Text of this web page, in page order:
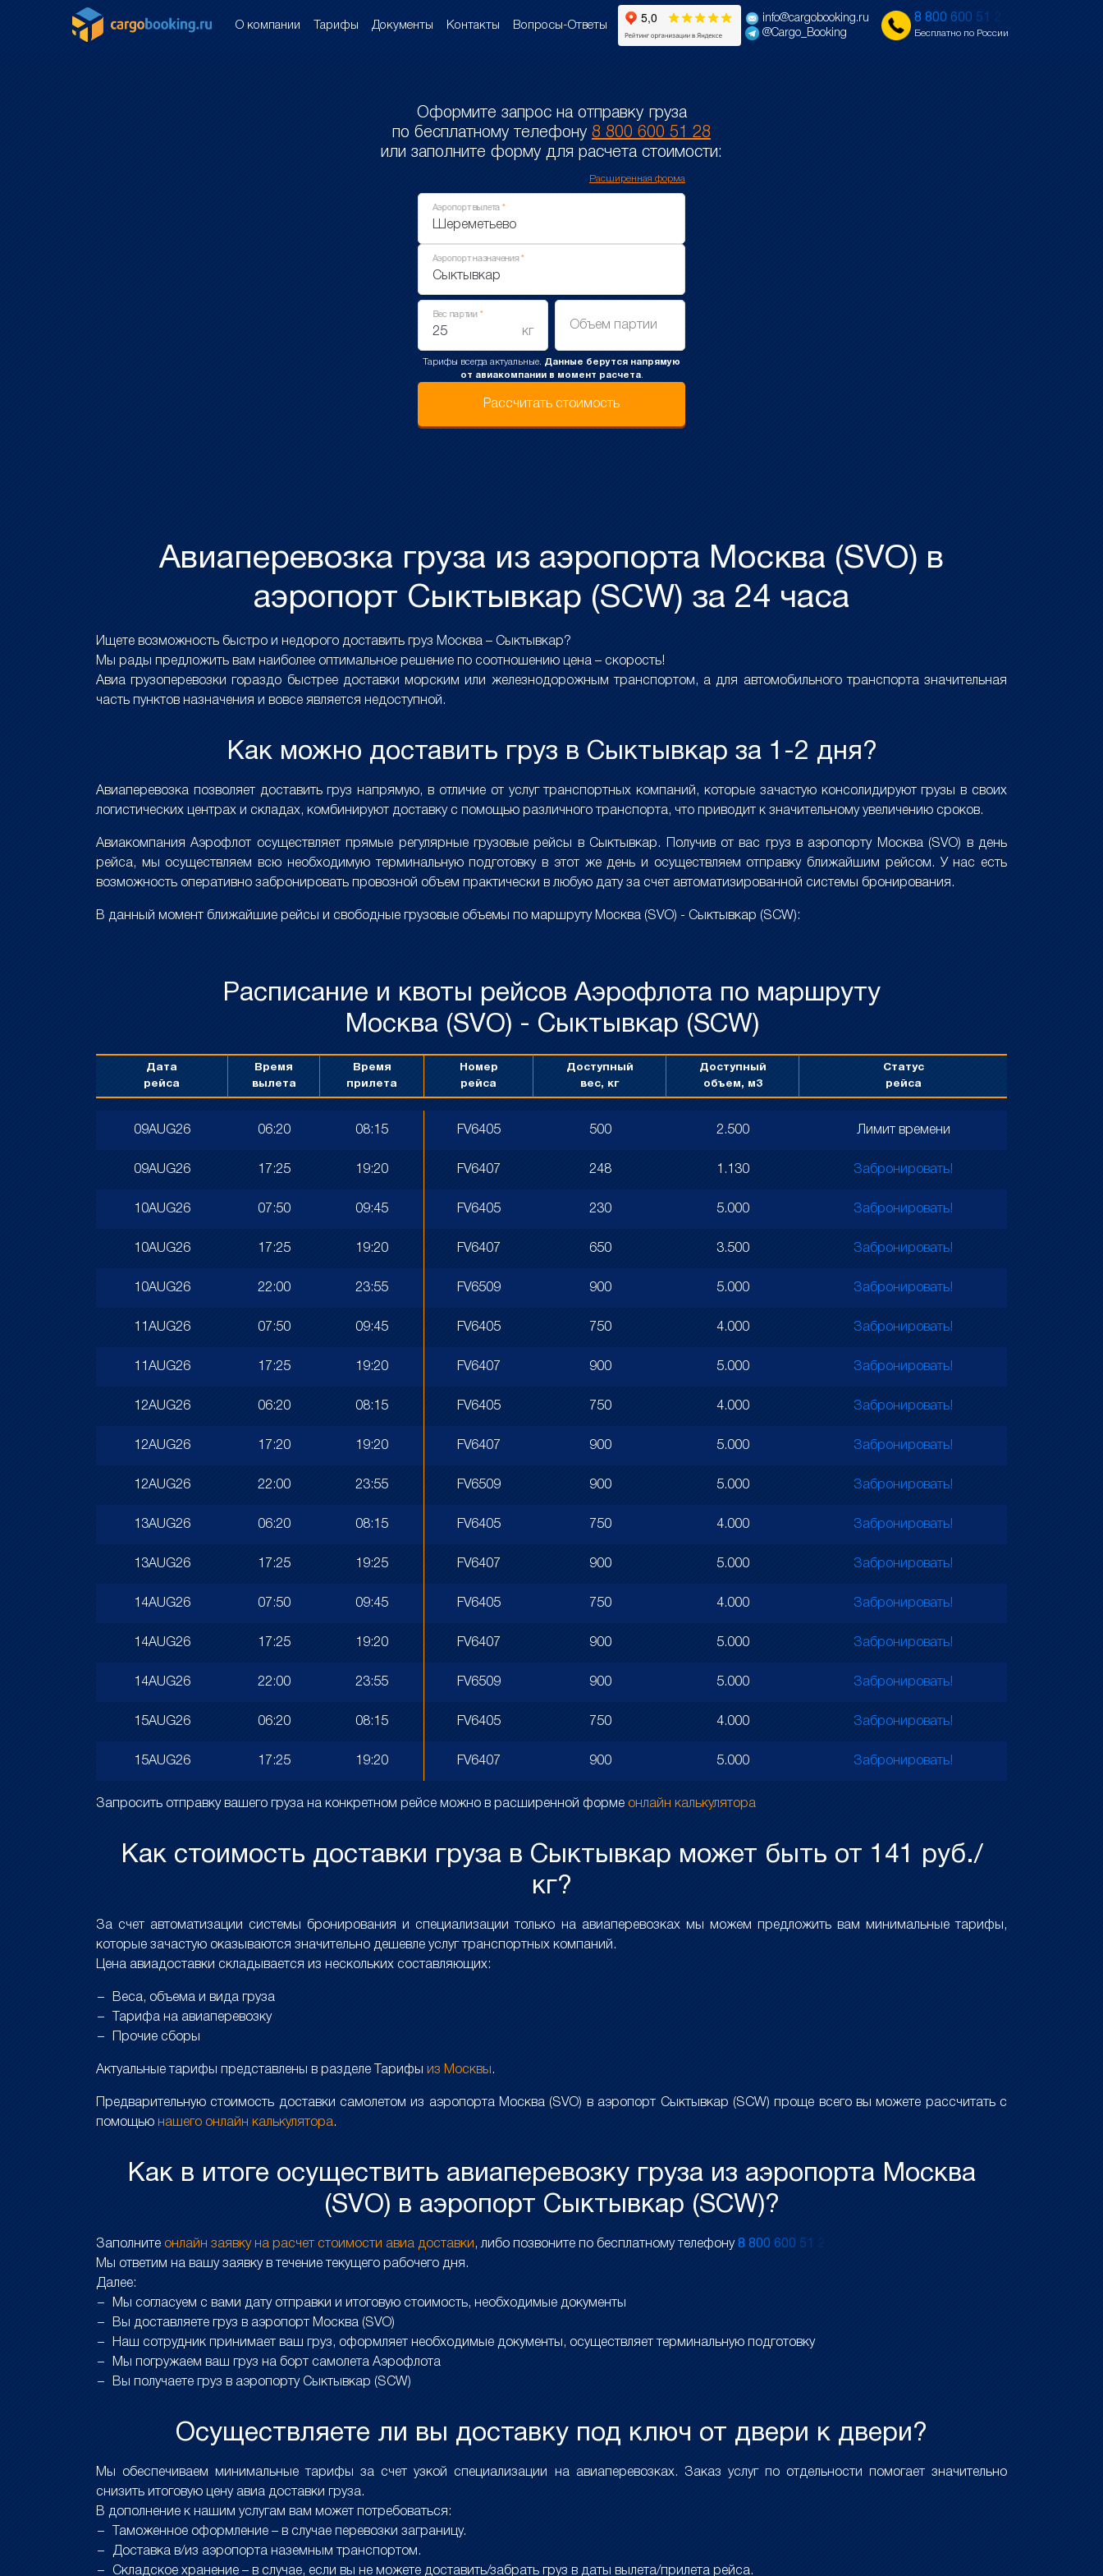
О компании Тарифы Документы Контакты Вопросы-Ответы
info@cargobooking.ru
@Cargo_Booking
8 800 600 5 1 2
Бесплатно по России
Оформите запрос на отправку груза
по бесплатному телефону 8 800 600 51 28
или заполните форму для расчета стоимости:
Расширенная форма
Аэропорт вылета
Аэропорт назначения
Вес партии
кг
Объем партии
Тарифы всегда актуальные. Данные берутся напрямую
от авиакомпании в момент расчета.
Рассчитать стоимость
Авиаперевозка груза из аэропорта Москва (SVO) в
аэропорт Сыктывкар (SCW) за 24 часа
Ищете возможность быстро и недорого доставить груз Москва – Сыктывкар?
Мы рады предложить вам наиболее оптимальное решение по соотношению цена – скорость!
Авиа грузоперевозки гораздо быстрее доставки морским или железнодорожным транспортом, а для автомобильного транспорта значительная
часть пунктов назначения и вовсе является недоступной.
Как можно доставить груз в Сыктывкар за 1-2 дня?
Авиаперевозка позволяет доставить груз напрямую, в отличие от услуг транспортных компаний, которые зачастую консолидируют грузы в своих
логистических центрах и складах, комбинируют доставку с помощью различного транспорта, что приводит к значительному увеличению сроков.
Авиакомпания Аэрофлот осуществляет прямые регулярные грузовые рейсы в Сыктывкар. Получив от вас груз в аэропорту Москва (SVO) в день
рейса, мы осуществляем всю необходимую терминальную подготовку в этот же день и осуществляем отправку ближайшим рейсом. У нас есть
возможность оперативно забронировать провозной объем практически в любую дату за счет автоматизированной системы бронирования.
В данный момент ближайшие рейсы и свободные грузовые объемы по маршруту Москва (SVO) - Сыктывкар (SCW):
Расписание и квоты рейсов Аэрофлота по маршруту
Москва (SVO) - Сыктывкар (SCW)
Дата
рейса
Время
вылета
Время
прилета
Номер
рейса
Доступный
вес, кг
Доступный
объем, м3
Статус
рейса
09AUG26 06:20 08:15 FV6405 500 2.500 Лимит времени
09AUG26 17:25 19:20 FV6407 248 1.130 Забронировать!
10AUG26 07:50 09:45 FV6405 230 5.000 Забронировать!
10AUG26 17:25 19:20 FV6407 650 3.500 Забронировать!
10AUG26 22:00 23:55 FV6509 900 5.000 Забронировать!
11AUG26 07:50 09:45 FV6405 750 4.000 Забронировать!
11AUG26 17:25 19:20 FV6407 900 5.000 Забронировать!
12AUG26 06:20 08:15 FV6405 750 4.000 Забронировать!
12AUG26 17:20 19:20 FV6407 900 5.000 Забронировать!
12AUG26 22:00 23:55 FV6509 900 5.000 Забронировать!
13AUG26 06:20 08:15 FV6405 750 4.000 Забронировать!
13AUG26 17:25 19:25 FV6407 900 5.000 Забронировать!
14AUG26 07:50 09:45 FV6405 750 4.000 Забронировать!
14AUG26 17:25 19:20 FV6407 900 5.000 Забронировать!
14AUG26 22:00 23:55 FV6509 900 5.000 Забронировать!
15AUG26 06:20 08:15 FV6405 750 4.000 Забронировать!
15AUG26 17:25 19:20 FV6407 900 5.000 Забронировать!
Запросить отправку вашего груза на конкретном рейсе можно в расширенной форме онлайн калькулятора
Как стоимость доставки груза в Сыктывкар может быть от 141 руб./
кг?
За счет автоматизации системы бронирования и специализации только на авиаперевозках мы можем предложить вам минимальные тарифы,
которые зачастую оказываются значительно дешевле услуг транспортных компаний.
Цена авиадоставки складывается из нескольких составляющих:
Веса, объема и вида груза
Тарифа на авиаперевозку
Прочие сборы
Актуальные тарифы представлены в разделе Тарифы из Москвы .
Предварительную стоимость доставки самолетом из аэропорта Москва (SVO) в аэропорт Сыктывкар (SCW) проще всего вы можете рассчитать с
помощью нашего онлайн калькулятора.
Как в итоге осуществить авиаперевозку груза из аэропорта Москва
(SVO) в аэропорт Сыктывкар (SCW)?
Заполните онлайн заявку на расчет стоимости авиа доставки , либо позвоните по бесплатному телефону 8 800 600 5 1
2
Мы ответим на вашу заявку в течение текущего рабочего дня.
Далее:
Мы согласуем с вами дату отправки и итоговую стоимость, необходимые документы
Вы доставляете груз в аэропорт Москва (SVO)
Наш сотрудник принимает ваш груз, оформляет необходимые документы, осуществляет терминальную подготовку
Мы погружаем ваш груз на борт самолета Аэрофлота
Вы получаете груз в аэропорту Сыктывкар (SCW)
Осуществляете ли вы доставку под ключ от двери к двери?
Мы обеспечиваем минимальные тарифы за счет узкой специализации на авиаперевозках. Заказ услуг по отдельности помогает значительно
снизить итоговую цену авиа доставки груза.
В дополнение к нашим услугам вам может потребоваться:
Таможенное оформление – в случае перевозки заграницу.
Доставка в/из аэропорта наземным транспортом.
Складское хранение – в случае, если вы не можете доставить/забрать груз в даты вылета/прилета рейса.